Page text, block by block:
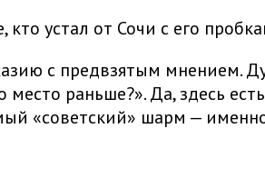
кто устал от Сочи с его
с предвзятым мнением.
место раньше?». Да, здесь
«советский» шарм —